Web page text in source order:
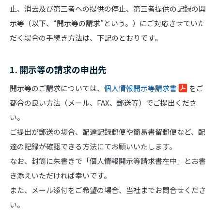
止、消去及び第三者への提供の停止、第三者提供の記録の開
示等（以下、“開示等の請求”という。）にご対応させていた
だく場合の手続き方法は、下記のとおりです。
1. 開示等の請求の申出先
開示等のご請求については、 個人情報開示等請求書
をご
都合の良い方法（メール、FAX、郵送等）でご提出くださ
い。
ご提出が郵送の場合、配達記録郵便や簡易書留郵便など、配
達の記録が確認できる方法にてお願いいたします。
なお、封筒に朱書きで「個人情報開示等請求書在中」とお書
き添えいただければ幸いです。
また、メール添付をご希望の場合、当社までお問合せくださ
い。